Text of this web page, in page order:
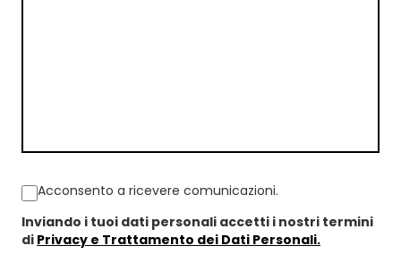
Acconsento a ricevere comunicazioni.
Inviando i tuoi dati personali accetti i nostri termini
di Privacy e Trattamento dei Dati Personali.